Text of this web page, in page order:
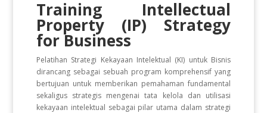
Training Intellectual
Property (IP) Strategy
for Business
Pelatihan Strategi Kekayaan Intelektual (KI) untuk Bisnis
dirancang sebagai sebuah program komprehensif yang
bertujuan untuk memberikan pemahaman fundamental
sekaligus strategis mengenai tata kelola dan utilisasi
kekayaan intelektual sebagai pilar utama dalam strategi